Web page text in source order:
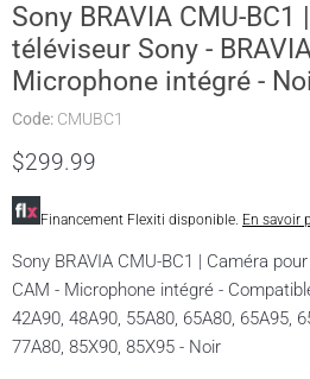
Sony BRAVIA CMU-
téléviseur Sony -
Microphone intégré -
Code: CMUBC1
$299.99
Financement Flexiti disponible. En savoir
Sony BRAVIA CMU-BC1 | Caméra
CAM - Microphone intégré -
42A90, 48A90, 55A80, 65A80, 65A95,
77A80, 85X90, 85X95 - Noir